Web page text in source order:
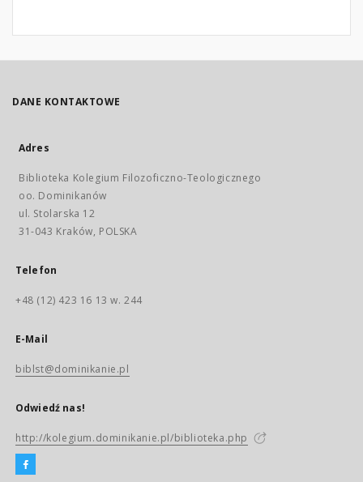
DANE KONTAKTOWE
Adres
Biblioteka Kolegium Filozoficzno-Teologicznego
oo. Dominikanów
ul. Stolarska 12
31-043 Kraków, POLSKA
Telefon
+48 (12) 423 16 13 w. 244
E-Mail
biblst@dominikanie.pl
Odwiedź nas!
http://kolegium.dominikanie.pl/biblioteka.php